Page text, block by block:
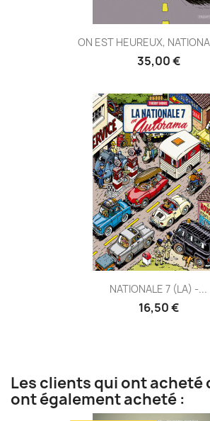
ON EST HEUREUX,
35,00 €
NATIONALE 7 (LA) -...
16,50 €
Les clients qui ont acheté
ont également acheté :